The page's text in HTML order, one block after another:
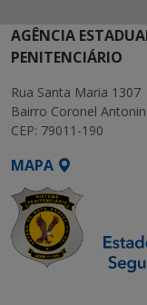
AGÊNCIA
PENITENCIÁRIO
Rua Santa Maria 1307
Bairro Coronel
CEP: 79011-190
MAPA